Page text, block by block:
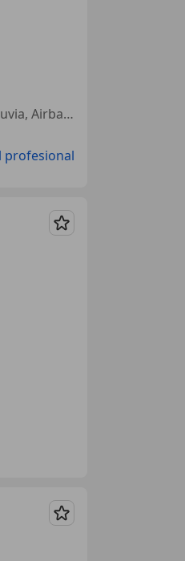
4WD, Paquete Sport, ABS, Cierre centralizado, Volante multifunción, Airbags laterales, Sensor de lluvia, Airbag del conductor
profesional
Guardar
Guardar